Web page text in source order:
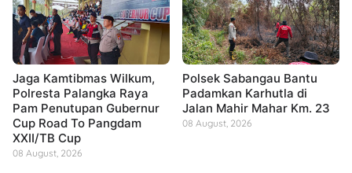
Jaga Kamtibmas Wilkum,
Polresta Palangka Raya
Pam Penutupan Gubernur
Cup Road To Pangdam
XXII/TB Cup
08 August, 2026
Polsek Sabangau Bantu
Padamkan Karhutla di
Jalan Mahir Mahar Km. 23
08 August, 2026